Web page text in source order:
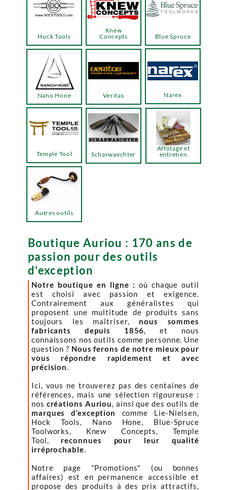
Boutique Auriou : 170 ans de
passion pour des outils
d’exception
Notre boutique en ligne : où chaque outil
est choisi avec passion et exigence.
Contrairement aux généralistes qui
proposent une multitude de produits sans
toujours les maîtriser, nous sommes
fabricants depuis 1856, et nous
connaissons nos outils comme personne. Une
question ? Nous ferons de notre mieux pour
vous répondre rapidement et avec
précision.
Ici, vous ne trouverez pas des centaines de
références, mais une sélection rigoureuse :
nos créations Auriou, ainsi que des outils de
marques d’exception
comme Lie-Nielsen,
Hock Tools, Nano Hone, Blue-Spruce
Toolworks, Knew Concepts, Temple
Tool, reconnues pour leur qualité
irréprochable.
Notre page "Promotions" (ou bonnes
affaires) est en permanence accessible et
propose des produits à des prix attractifs,
Hock Tools
Knew
Concepts
Temple Tool
Blue Spruce
Narex
Veritas
Nano Hone
Autres outils
Scharwaechter
Affûtage et
entretien